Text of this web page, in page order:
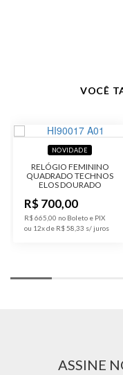
Tipo de Tela
Espessura da Caixa
Diâmetro da Caixa
Tampa Posterior
VOCÊ
NOVIDADE
RELÓGIO FEMININO
QUADRADO TECHNOS
ELOS DOURADO
R$ 700,00
R$ 665,00 no Boleto e PIX
ou 12x de R$ 58,33
ASSINE